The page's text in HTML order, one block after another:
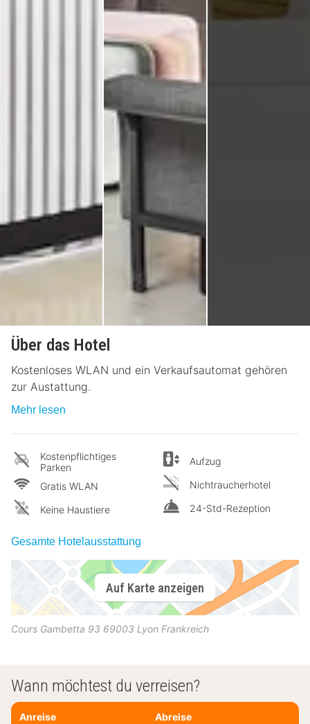
Über das Hotel
Kostenloses WLAN und ein Verkaufsautomat gehören
zur Austattung.
Mehr lesen
Kostenpflichtiges
Parken
Gratis WLAN
Keine Haustiere
Aufzug
Nichtraucherhotel
24-Std-Rezeption
Gesamte Hotelausstattung
Auf Karte anzeigen
Cours Gambetta 93 69003 Lyon Frankreich
Wann möchtest du verreisen?
Anreise Abreise